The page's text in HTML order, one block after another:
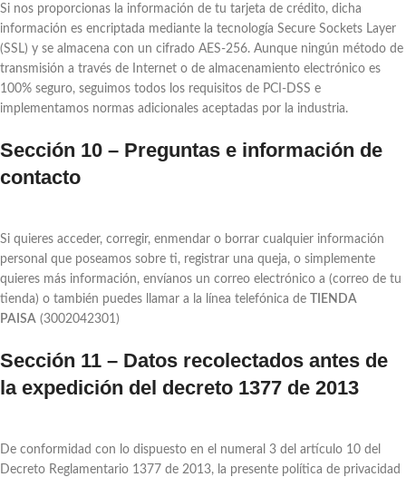
Si nos proporcionas la información de tu tarjeta de crédito, dicha
información es encriptada mediante la tecnología Secure Sockets Layer
(SSL) y se almacena con un cifrado AES-256. Aunque ningún método de
transmisión a través de Internet o de almacenamiento electrónico es
100% seguro, seguimos todos los requisitos de PCI-DSS e
implementamos normas adicionales aceptadas por la industria.
Sección 10 – Preguntas e información de
contacto
Si quieres acceder, corregir, enmendar o borrar cualquier información
personal que poseamos sobre ti, registrar una queja, o simplemente
quieres más información, envíanos un correo electrónico a (correo de tu
tienda) o también puedes llamar a la línea telefónica de
TIENDA
PAISA (3002042301)
Sección 11 – Datos recolectados antes de
la expedición del decreto 1377 de 2013
De conformidad con lo dispuesto en el numeral 3 del artículo 10 del
Decreto Reglamentario 1377 de 2013, la presente política de privacidad